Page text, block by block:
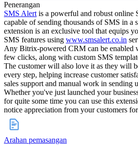
Penerangan
SMS Alertis a powerful and robust online
capable of sending thousands of SMS in a
extension is an exclusive tool that equips
SMS features using www.smsalert.co.in
Any Bitrix-powered CRM can be enabled
few clicks, along with custom SMS
The customer will also love it as they will
every step, helping increase customer
sales support and manual work in sending
Whether you've just launched your
for quite some time you can use this
notice appreciation from your customers
Arahan pemasangan